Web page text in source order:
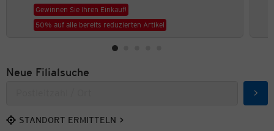
Gewinnen Sie Ihren Einkauf!
50% auf alle bereits reduzierten Artikel
Neue Filialsuche
STANDORT ERMITTELN